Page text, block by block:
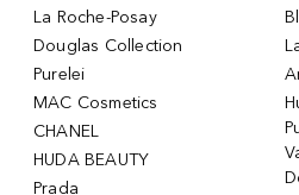
La Roche-Posay
Douglas Collection
Purelei
MAC Cosmetics
CHANEL
HUDA BEAUTY
Prada